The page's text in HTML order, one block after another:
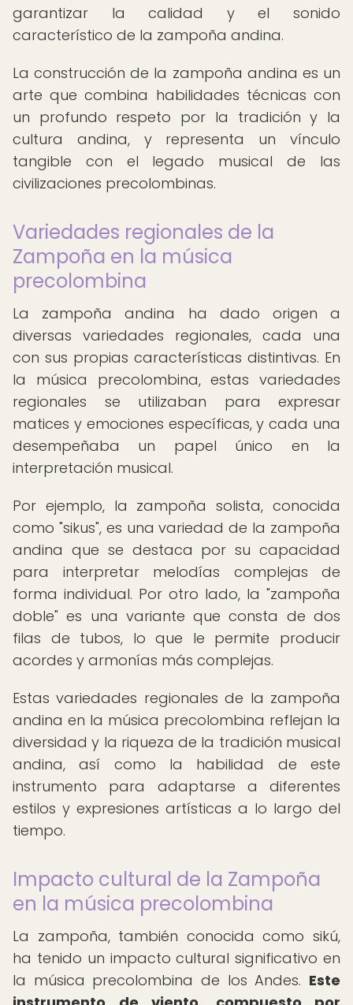
garantizar la calidad y el sonido
característico de la zampoña andina.
La construcción de la zampoña andina es un
arte que combina habilidades técnicas con
un profundo respeto por la tradición y la
cultura andina, y representa un vínculo
tangible con el legado musical de las
civilizaciones precolombinas.
Variedades regionales de la
Zampoña en la música
precolombina
La zampoña andina ha dado origen a
diversas variedades regionales, cada una
con sus propias características distintivas. En
la música precolombina, estas variedades
regionales se utilizaban para expresar
matices y emociones específicas, y cada una
desempeñaba un papel único en la
interpretación musical.
Por ejemplo, la zampoña solista, conocida
como "sikus", es una variedad de la zampoña
andina que se destaca por su capacidad
para interpretar melodías complejas de
forma individual. Por otro lado, la "zampoña
doble" es una variante que consta de dos
filas de tubos, lo que le permite producir
acordes y armonías más complejas.
Estas variedades regionales de la zampoña
andina en la música precolombina reflejan la
diversidad y la riqueza de la tradición musical
andina, así como la habilidad de este
instrumento para adaptarse a diferentes
estilos y expresiones artísticas a lo largo del
tiempo.
Impacto cultural de la Zampoña
en la música precolombina
La zampoña, también conocida como sikú,
ha tenido un impacto cultural significativo en
la música precolombina de los Andes. Este